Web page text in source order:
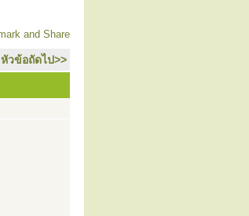
หัวข้อถัดไป>>